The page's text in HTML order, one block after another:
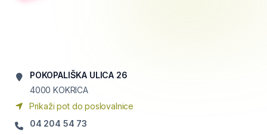
POKOPALIŠKA ULICA 26
4000 KOKRICA
Prikaži pot do poslovalnice
04 204 54 73